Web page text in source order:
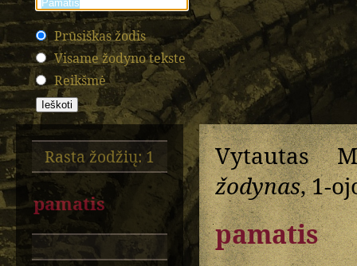
Prūsiškas žodis
Visame žodyno tekste
Reikšmė
Rasta žodžių: 1
pamatis
Vytautas
žodynas, 1-
pamatis